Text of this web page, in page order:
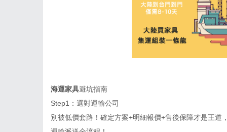
海運家具避坑指南
Step1 ：選對運輸公司
別被低價套路！確定方案+明細報價+售後保障才是王道